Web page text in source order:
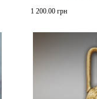
1 200.00 грн